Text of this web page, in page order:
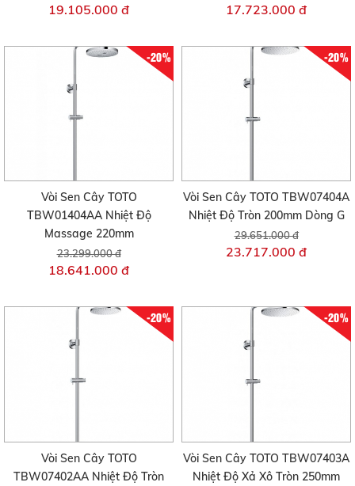
19.105.000 đ 17.723.000 đ
-20%
Vòi Sen Cây TOTO
TBW01404AA Nhiệt Độ
Massage 220mm
23.299.000 đ
18.641.000 đ
-20%
Vòi Sen Cây TOTO TBW07404A
Nhiệt Độ Tròn 200mm Dòng G
29.651.000 đ
23.717.000 đ
-20%
Vòi Sen Cây TOTO
TBW07402AA Nhiệt Độ Tròn
-20%
Vòi Sen Cây TOTO TBW07403A
Nhiệt Độ Xả Xô Tròn 250mm